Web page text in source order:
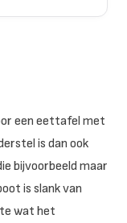
een eettafel met
is dan ook
bijvoorbeeld maar
is slank van
wat het